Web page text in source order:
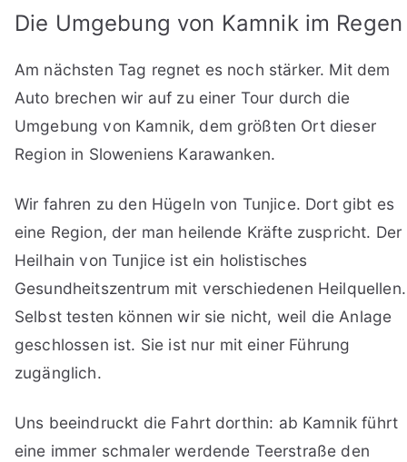
Die Umgebung von Kamnik im Regen
Am nächsten Tag regnet es noch stärker. Mit dem
Auto brechen wir auf zu einer Tour durch die
Umgebung von Kamnik, dem größten Ort dieser
Region in Sloweniens Karawanken.
Wir fahren zu den Hügeln von Tunjice. Dort gibt es
eine Region, der man heilende Kräfte zuspricht. Der
Heilhain von Tunjice ist ein holistisches
Gesundheitszentrum mit verschiedenen Heilquellen.
Selbst testen können wir sie nicht, weil die Anlage
geschlossen ist. Sie ist nur mit einer Führung
zugänglich.
Uns beeindruckt die Fahrt dorthin: ab Kamnik führt
eine immer schmaler werdende Teerstraße den